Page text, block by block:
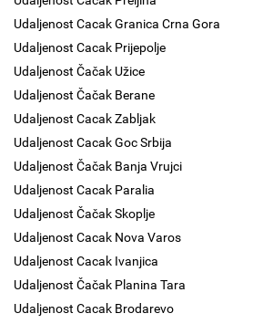
Udaljenost Cacak Granica Crna Gora
Udaljenost Cacak Prijepolje
Udaljenost Čačak Užice
Udaljenost Čačak Berane
Udaljenost Cacak Zabljak
Udaljenost Cacak Goc Srbija
Udaljenost Čačak Banja Vrujci
Udaljenost Cacak Paralia
Udaljenost Čačak Skoplje
Udaljenost Cacak Nova Varos
Udaljenost Cacak Ivanjica
Udaljenost Čačak Planina Tara
Udaljenost Cacak Brodarevo